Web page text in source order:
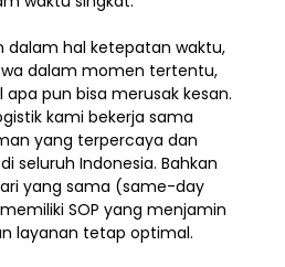
hal ketepatan waktu,
dalam momen tertentu,
pun bisa merusak kesan.
kami bekerja sama
yang terpercaya dan
seluruh Indonesia. Bahkan
yang sama (same-day
SOP yang menjamin
layanan tetap optimal.